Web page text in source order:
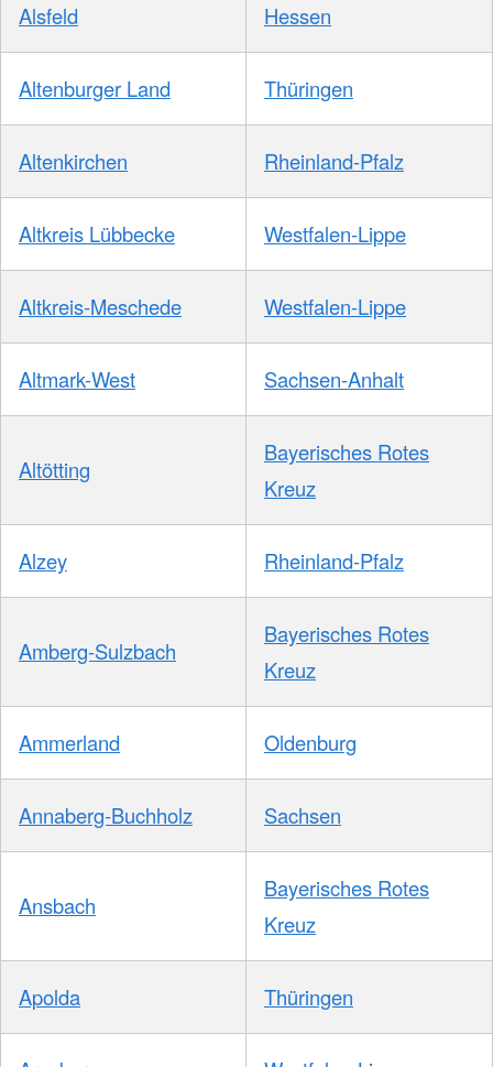
Alsfeld Hessen
Altenburger Land Thüringen
Altenkirchen Rheinland-Pfalz
Altkreis Lübbecke Westfalen-Lippe
Altkreis-Meschede Westfalen-Lippe
Altmark-West Sachsen-Anhalt
Altötting
Bayerisches Rotes
Kreuz
Alzey Rheinland-Pfalz
Amberg-Sulzbach
Bayerisches Rotes
Kreuz
Ammerland Oldenburg
Annaberg-Buchholz Sachsen
Ansbach
Bayerisches Rotes
Kreuz
Apolda Thüringen